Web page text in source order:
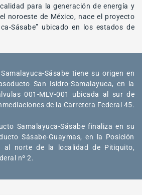
para la generación de energía y
noroeste de México, nace el proyecto
Sásabe” ubicado en los estados de
Sásabe tiene su origen en
San Isidro-Samalayuca, en la
001-MLV-001 ubicada al sur de
de la Carretera Federal 45.​
Samalayuca-Sásabe finaliza en su
Sásabe-Guaymas, en la Posición
al norte de la localidad de Pitiquito,
nº 2.